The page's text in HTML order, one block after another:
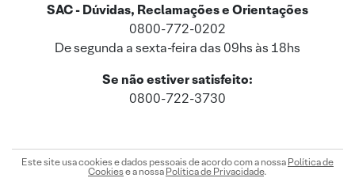
SAC - Dúvidas, Reclamações e Orientações
0800-772-0202
De segunda a sexta-feira das 09hs às 18hs
Se não estiver satisfeito:
0800-722-3730
Este site usa cookies e dados pessoais de acordo com a nossa Política de
Cookiese a nossa Política de Privacidade.